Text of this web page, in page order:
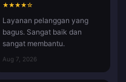
★★★★☆
Layanan pelanggan yang
bagus. Sangat baik dan
sangat membantu.
Aug 7, 2026